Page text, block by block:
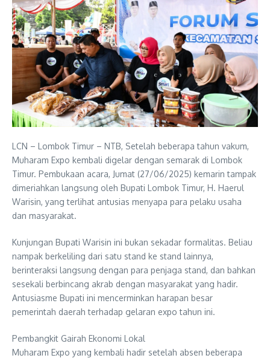
LCN – Lombok Timur – NTB, Setelah beberapa tahun vakum,
Muharam Expo kembali digelar dengan semarak di Lombok
Timur. Pembukaan acara, Jumat (27/06/2025) kemarin tampak
dimeriahkan langsung oleh Bupati Lombok Timur, H. Haerul
Warisin, yang terlihat antusias menyapa para pelaku usaha
dan masyarakat.
Kunjungan Bupati Warisin ini bukan sekadar formalitas. Beliau
nampak berkeliling dari satu stand ke stand lainnya,
berinteraksi langsung dengan para penjaga stand, dan bahkan
sesekali berbincang akrab dengan masyarakat yang hadir.
Antusiasme Bupati ini mencerminkan harapan besar
pemerintah daerah terhadap gelaran expo tahun ini.
Pembangkit Gairah Ekonomi Lokal
Muharam Expo yang kembali hadir setelah absen beberapa